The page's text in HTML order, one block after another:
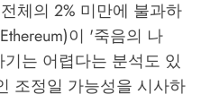
체의 2% 미만에 불과하
이 '죽음의 나
는 어렵다는 분석도 있
조정일 가능성을 시사하